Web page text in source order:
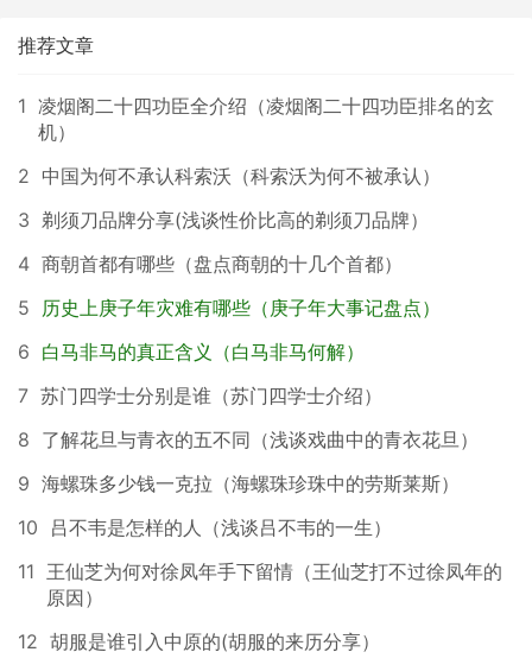
推荐文章
1 凌烟阁二十四功臣全介绍（凌烟阁二十四功臣排名的玄
机）
2 中国为何不承认科索沃（科索沃为何不被承认）
3 剃须刀品牌分享(浅谈性价比高的剃须刀品牌）
4 商朝首都有哪些（盘点商朝的十几个首都）
5 历史上庚子年灾难有哪些（庚子年大事记盘点）
6 白马非马的真正含义（白马非马何解）
7 苏门四学士分别是谁（苏门四学士介绍）
8 了解花旦与青衣的五不同（浅谈戏曲中的青衣花旦）
9 海螺珠多少钱一克拉（海螺珠珍珠中的劳斯莱斯）
10
吕不韦是怎样的人（浅谈吕不韦的一生）
11 王仙芝为何对徐凤年手下留情（王仙芝打不过徐凤年的
原因）
12 胡服是谁引入中原的(胡服的来历分享）